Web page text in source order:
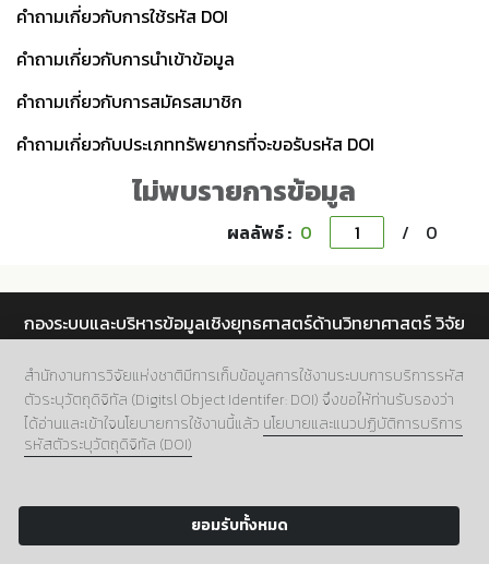
คำถามเกี่ยวกับการใช้รหัส DOI
คำถามเกี่ยวกับการนำเข้าข้อมูล
คำถามเกี่ยวกับการสมัครสมาชิก
คำถามเกี่ยวกับประเภททรัพยากรที่จะขอรับรหัส DOI
ไม่พบรายการข้อมูล
ผลลัพธ์ : 0 / 0
กองระบบและบริหารข้อมูลเชิงยุทธศาสตร์ด้านวิทยาศาสตร์ วิจัย
ที่อยู่.196 ถนนพหลโยธิน แขวงลาดยาว เขตจตุจักร กทม.
10900
เบอร์โทร.02 5612445 ต่อ 705
Copyright 2024 NRCT:Digital Object Identifier.
สำนักงานการวิจัยแห่งชาติมีการเก็บข้อมูลการใช้งานระบบการบริการรหัส
ตัวระบุวัตถุดิจิทัล (Digitsl Object Identifer: DOI) จึงขอให้ท่านรับรองว่า
ได้อ่านและเข้าใจนโยบายการใช้งานนี้แล้ว นโยบายและแนวปฏิบัติการบริการ
รหัสตัวระบุวัตถุดิจิทัล (DOI)
ยอมรับทั้งหมด